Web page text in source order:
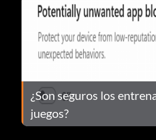
¿Son seguros los
juegos?